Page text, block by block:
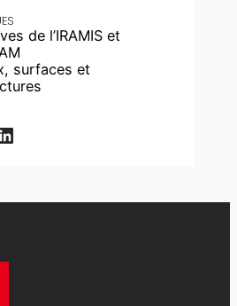
de l’IRAMIS et
surfaces et